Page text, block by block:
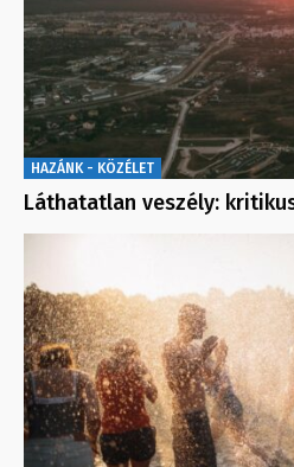
HAZÁNK - KÖZÉLET
Láthatatlan veszély: